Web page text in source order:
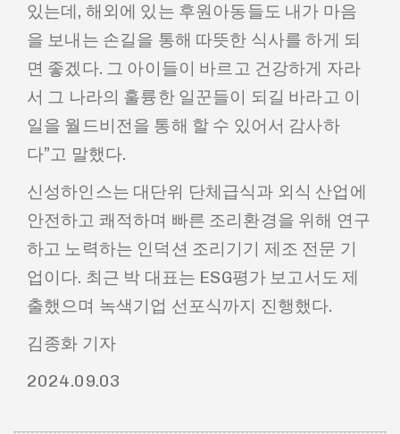
있는데, 해외에 있는 후원아동들도 내가 마음
을 보내는 손길을 통해 따뜻한 식사를 하게 되
면 좋겠다. 그 아이들이 바르고 건강하게 자라
서 그 나라의 훌륭한 일꾼들이 되길 바라고 이
일을 월드비전을 통해 할 수 있어서 감사하
다”고 말했다.
신성하인스는 대단위 단체급식과 외식 산업에
안전하고 쾌적하며 빠른 조리환경을 위해 연구
하고 노력하는 인덕션 조리기기 제조 전문 기
업이다. 최근 박 대표는 ESG평가 보고서도 제
출했으며 녹색기업 선포식까지 진행했다.
김종화 기자
2024.09.03